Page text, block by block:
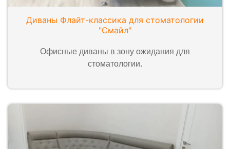
Диваны Флайт-классика для стоматологии
"Смайл"
Офисные диваны в зону ожидания для
стоматологии.